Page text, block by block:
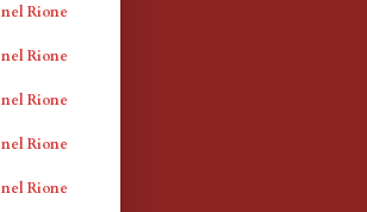
Rione
Rione
Rione
Rione
Rione